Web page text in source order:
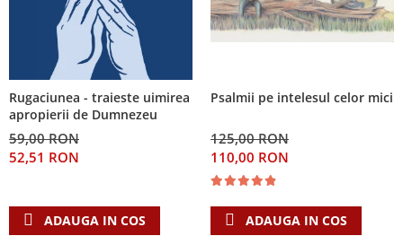
Rugaciunea - traieste uimirea
apropierii de Dumnezeu
59,00 RON
52,51 RON
ADAUGA IN COS
Psalmii pe intelesul celor mici
125,00 RON
110,00 RON
ADAUGA IN COS